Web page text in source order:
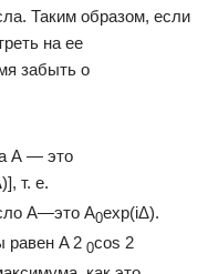
Таким образом, если
на ее
забыть о
А — это
т. е.
А—это A0ехр(iΔ).
равен A 2 0cos 2